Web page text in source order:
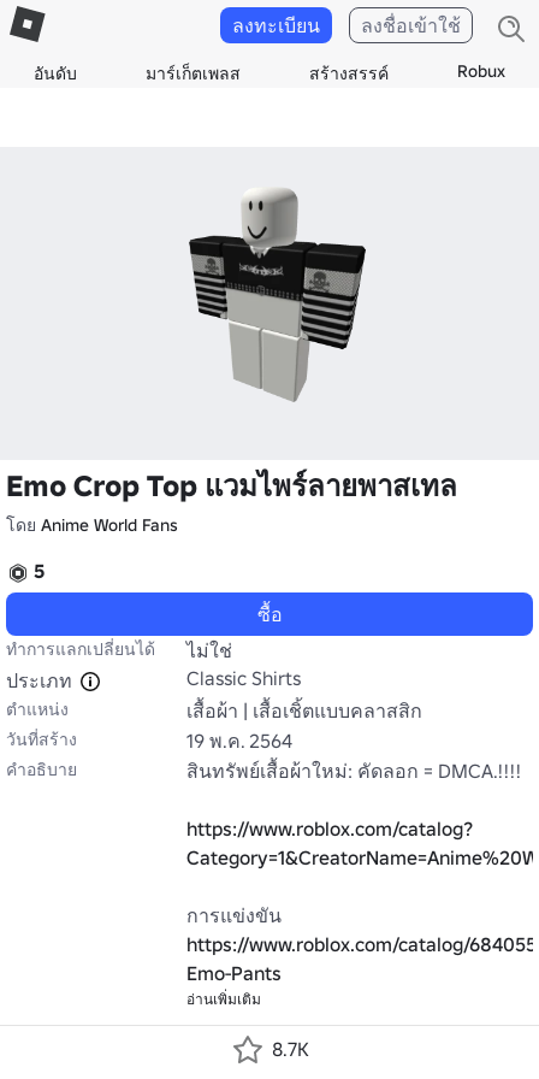
อันดับ มาร์เก็ตเพลส สร้างสรรค์ Robux
ลงทะเบียน ลงชื่อเข้าใช้
Emo Crop Top แวมไพร์ลายพาสเทล
โดย Anime World Fans
5
ซื้อ
ทำการแลกเปลี่ยนได้
ไม่ใช่
ประเภท
Classic Shirts
ตำแหน่ง เสื้อผ้า | เสื้อเชิ้ตแบบคลาสสิก
วันที่สร้าง 19 พ.ค. 2564
คำอธิบาย สินทรัพย์เสื้อผ้าใหม่: คัดลอก = DMCA.!!!!
https://www.roblox.com/catalog?
https://www.roblox.com/catalog/
Emo-Pants
อ่านเพิ่มเติม
8.7K